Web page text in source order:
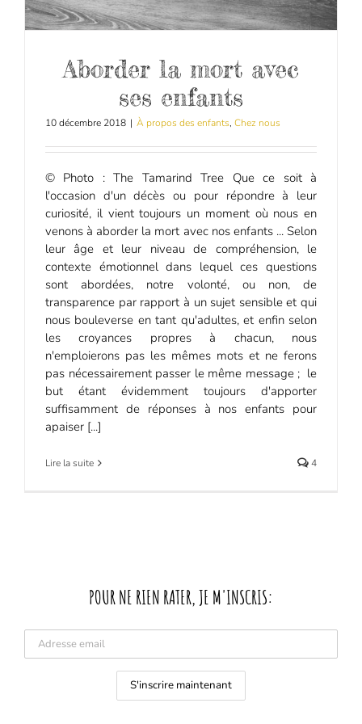
Aborder la mort avec
ses enfants
10 décembre 2018 | À propos des enfants, Chez nous
© Photo : The Tamarind Tree Que ce soit à
l'occasion d'un décès ou pour répondre à leur
curiosité, il vient toujours un moment où nous en
venons à aborder la mort avec nos enfants ... Selon
leur âge et leur niveau de compréhension, le
contexte émotionnel dans lequel ces questions
sont abordées, notre volonté, ou non, de
transparence par rapport à un sujet sensible et qui
nous bouleverse en tant qu'adultes, et enfin selon
les croyances propres à chacun, nous
n'emploierons pas les mêmes mots et ne ferons
pas nécessairement passer le même message ; le
but étant évidemment toujours d'apporter
suffisamment de réponses à nos enfants pour
apaiser [...]
Lire la suite 4
POUR NE RIEN RATER, JE M'INSCRIS: